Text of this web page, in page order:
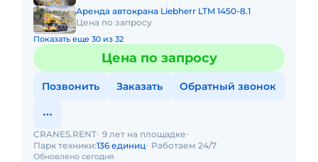
Аренда автокрана Liebherr LTM 1450-8.1
Цена по запросу
Показать еще 30 из 32
Цена по запросу
Позвонить Заказать Обратный звонок
Обновлено сегодня
CRANES.RENT 9 лет на площадке
Парк техники:136 единиц Работаем 24/7